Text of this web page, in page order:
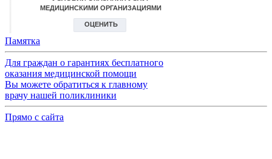
Памятка
Для граждан о гарантиях бесплатного
оказания медицинской помощи
Вы можете обратиться к главному
врачу нашей поликлиники
Прямо с сайта